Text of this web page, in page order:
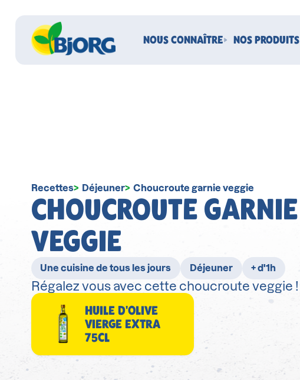
NOUS CONNAÎTRE NOS PRODUITS
Recettes Déjeuner Choucroute garnie veggie
CHOUCROUTE GARNIE
VEGGIE
Une cuisine de tous les jours Déjeuner + d'1h
Régalez vous avec cette choucroute veggie !
HUILE D'OLIVE
VIERGE EXTRA
75CL